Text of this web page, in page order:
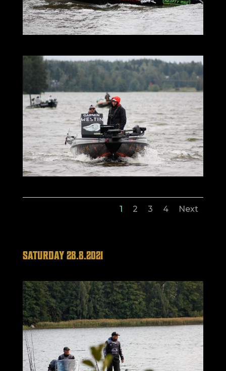
1 2 3 4 Next
SATURDAY 28.8.2021